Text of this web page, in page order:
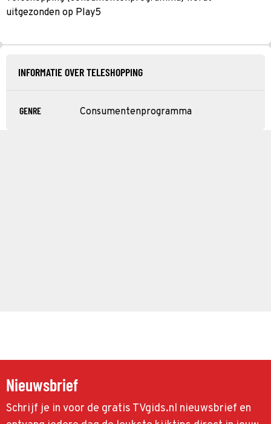
uitgezonden op Play5
INFORMATIE OVER TELESHOPPING
GENRE Consumentenprogramma
Nieuwsbrief
Schrijf je in voor de gratis TVgids.nl nieuwsbrief en